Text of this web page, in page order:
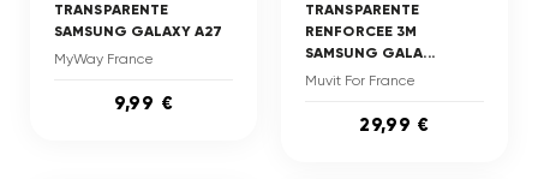
TRANSPARENTE
SAMSUNG GALAXY A27
MyWay France
9,99 €
TRANSPARENTE
RENFORCEE 3M
SAMSUNG GALA...
Muvit For France
29,99 €